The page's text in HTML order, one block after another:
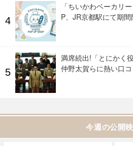
「ちいかわベーカリ
P、JR京都駅にて期
満席続出!「とにかく
仲野太賀らに熱い口コ
今週の公開